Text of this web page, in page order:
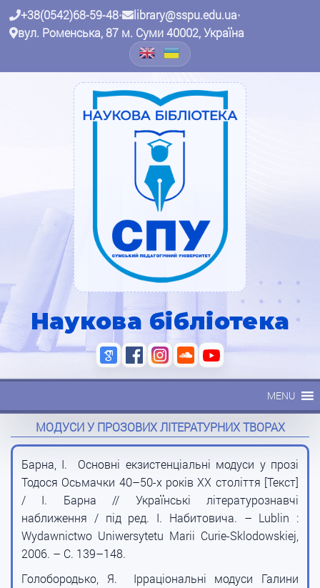
+38(0542)68-59-48• library@sspu.edu.ua•
вул. Роменська, 87 м. Суми 40002, Україна
Наукова бібліотека
MENU
МОДУСИ У ПРОЗОВИХ ЛІТЕРАТУРНИХ ТВОРАХ
Барна, І. Основні екзистенціальні модуси у прозі
Тодося Осьмачки 40–50-х років XX століття [Текст]
/ І. Барна // Українські літературознавчі
наближення / під ред. І. Набитовича. – Lublin :
Wydawnictwo Uniwersytetu Marii Curie-Sklodowskiej,
2006. – С. 139–148.
Голобородько, Я. Ірраціональні модуси Галини